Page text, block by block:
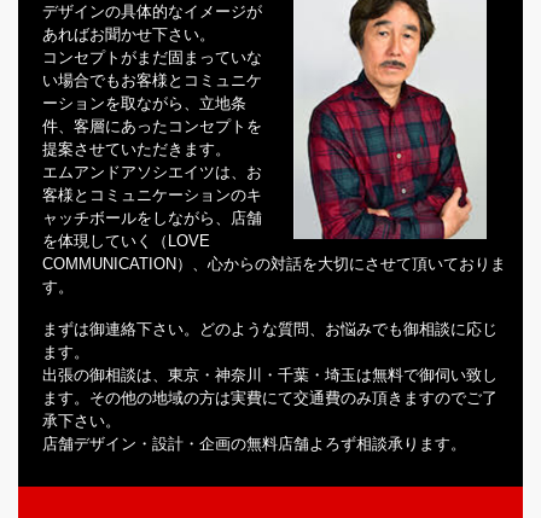
デザインの具体的なイメージが
あればお聞かせ下さい。
コンセプトがまだ固まっていな
い場合でもお客様とコミュニケ
ーションを取ながら、立地条
件、客層にあったコンセプトを
提案させていただきます。
エムアンドアソシエイツは、お
客様とコミュニケーションのキ
ャッチボールをしながら、店舗
を体現していく（LOVE
COMMUNICATION）、心からの対話を大切にさせて頂いておりま
す。
まずは御連絡下さい。どのような質問、お悩みでも御相談に応じ
ます。
出張の御相談は、東京・神奈川・千葉・埼玉は無料で御伺い致し
ます。その他の地域の方は実費にて交通費のみ頂きますのでご了
承下さい。
店舗デザイン・設計・企画の無料店舗よろず相談承ります。